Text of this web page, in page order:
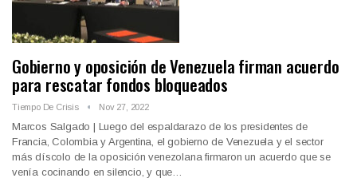
Gobierno y oposición de Venezuela firman acuerdo
para rescatar fondos bloqueados
Tiempo De Crisis Nov 27, 2022
Marcos Salgado | Luego del espaldarazo de los presidentes de
Francia, Colombia y Argentina, el gobierno de Venezuela y el sector
más díscolo de la oposición venezolana firmaron un acuerdo que se
venía cocinando en silencio, y que…